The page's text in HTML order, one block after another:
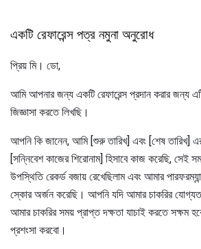
একটি রেফারেন্স পত্র নমুনা অনুরোধ
প্রিয় মি। ডো,
আমি আপনার জন্য একটি রেফারেন্স প্রদান করার জন্য
জিজ্ঞাসা করতে লিখছি।
আপনি কি জানেন, আমি [শুরু তারিখ] এবং [শেষ তারিখ]
[সন্নিবেশ কাজের শিরোনাম] হিসাবে কাজ করেছি, সেই
উপস্থিতি রেকর্ড বজায় রেখেছিলাম এবং আমার
স্কোর অর্জন করেছি। আপনি যদি আমার চাকরির
আমার চাকরির সময় প্রাপ্ত দক্ষতা যাচাই করতে সক্ষম
প্রশংসা করবো।